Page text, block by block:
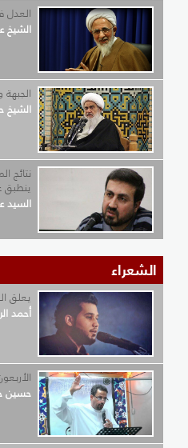
العدل
الشيخ
الجبهة
نتائج
ينطبق
السيد
الشعراء
يعلق
أحمد
حسين